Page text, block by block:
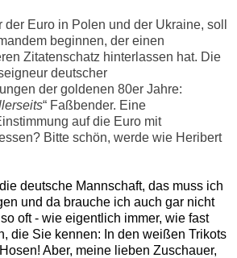
der Euro in Polen und der Ukraine, soll
beginnen, der einen
Zitatenschatz hinterlassen hat. Die
deutscher
der goldenen 80er Jahre:
“ Faßbender. Eine
auf die Euro mit
Bitte schön, werde wie Heribert
deutsche Mannschaft, das muss ich
und da brauche ich auch gar nicht
oft - wie eigentlich immer, wie fast
die Sie kennen: In den weißen Trikots
Aber, meine lieben Zuschauer,